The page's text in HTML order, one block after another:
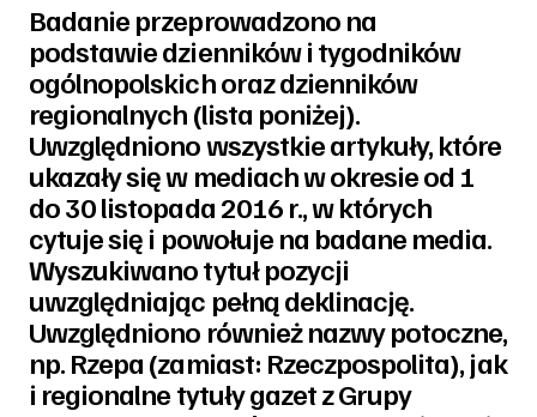
Badanie przeprowadzono na
podstawie dzienników i tygodników
ogólnopolskich oraz dzienników
regionalnych (lista poniżej).
Uwzględniono wszystkie artykuły, które
ukazały się w mediach w okresie od 1
do 30 listopada 2016 r., w których
cytuje się i powołuje na badane media.
Wyszukiwano tytuł pozycji
uwzględniając pełną deklinację.
Uwzględniono również nazwy potoczne,
np. Rzepa (zamiast: Rzeczpospolita), jak
i regionalne tytuły gazet z Grupy